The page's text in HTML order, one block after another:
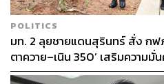
POLITICS
มท. 2 ลุยชายแดนสุรินทร์ สั่ง กฟ
ตาควาย–เนิน 350’ เสริมความมั่